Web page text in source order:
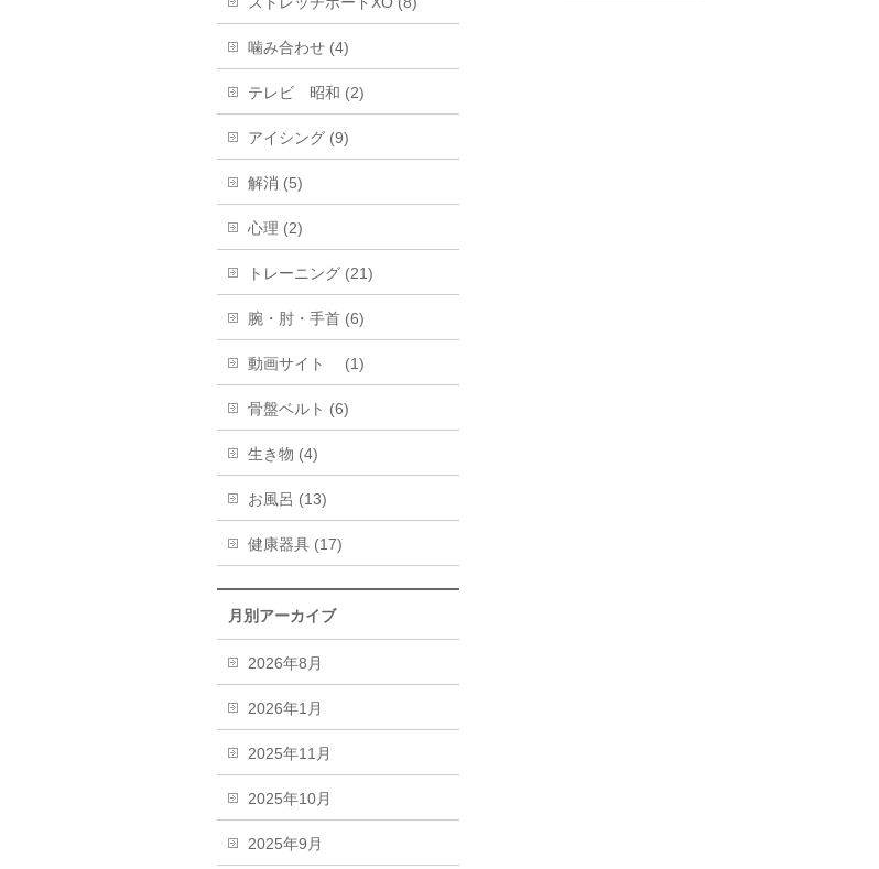
噛み合わせ (4)
テレビ 昭和 (2)
アイシング (9)
解消 (5)
心理 (2)
トレーニング (21)
腕・肘・手首 (6)
動画サイト (1)
骨盤ベルト (6)
生き物 (4)
お風呂 (13)
健康器具 (17)
月別アーカイブ
2026年8月
2026年1月
2025年11月
2025年10月
2025年9月